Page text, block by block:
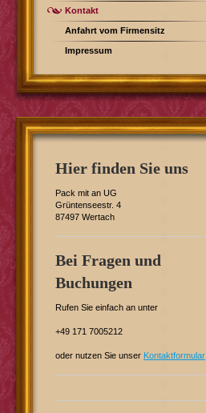
Kontakt
Anfahrt vom Firmensitz
Impressum
Hier finden Sie uns
Pack mit an UG
Grüntenseestr. 4
87497 Wertach
Bei Fragen und
Buchungen
Rufen Sie einfach an unter
+49 171 7005212
oder nutzen Sie unser Kontaktformular